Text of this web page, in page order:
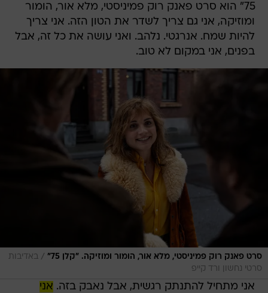
75" הוא סרט פאנק רוק פמיניסטי, מלא אור, הומור
ומוזיקה, אני גם צריך לשדר את הטון הזה. אני צריך
להיות שמח. אנרגטי. נלהב. ואני עושה את כל זה, אבל
בפנים, אני במקום לא טוב.
סרט פאנק רוק פמיניסטי, מלא אור, הומור ומוזיקה. "קלן 75" / באדיבות
סרטי נחשון ורד קייפ
אני מתחיל להתנתק רגשית, אבל נאבק בזה. אני